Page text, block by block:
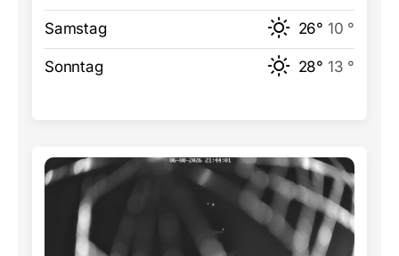
Samstag 26° 10 °
Sonntag 28° 13 °